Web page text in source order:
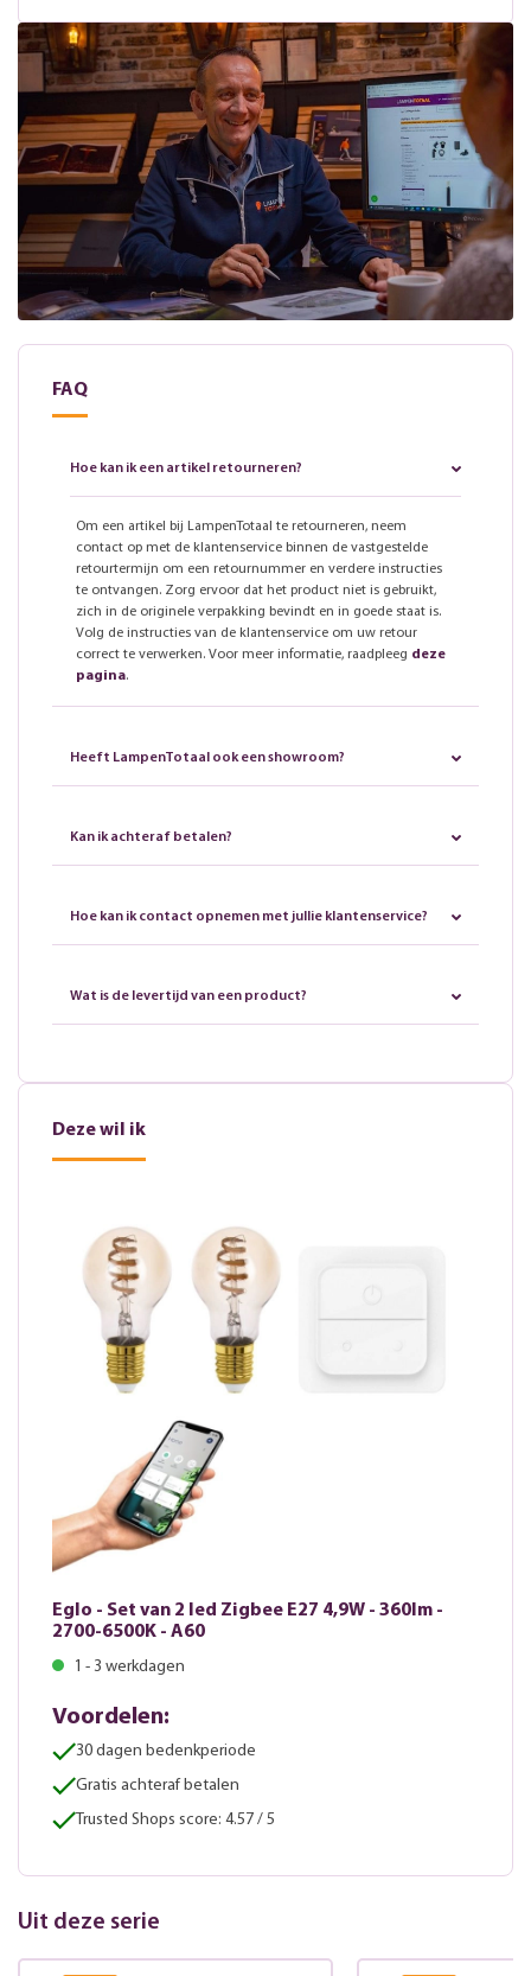
FAQ
Hoe kan ik een artikel retourneren?
Om een artikel bij LampenTotaal te retourneren, neem
contact op met de klantenservice binnen de vastgestelde
retourtermijn om een retournummer en verdere instructies
te ontvangen. Zorg ervoor dat het product niet is gebruikt,
zich in de originele verpakking bevindt en in goede staat is.
Volg de instructies van de klantenservice om uw retour
correct te verwerken. Voor meer informatie, raadpleeg deze
pagina.
Heeft LampenTotaal ook een showroom?
Kan ik achteraf betalen?
Hoe kan ik contact opnemen met jullie klantenservice?
Wat is de levertijd van een product?
Deze wil ik
Eglo - Set van 2 led Zigbee E27 4,9W - 360lm -
2700-6500K - A60
1 - 3 werkdagen
Voordelen:
30 dagen bedenkperiode
Gratis achteraf betalen
Trusted Shops score: 4.57 / 5
Uit deze serie